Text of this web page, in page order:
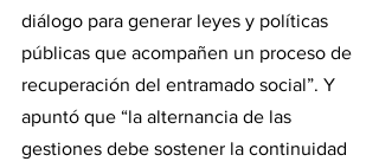
diálogo para generar leyes y políticas
públicas que acompañen un proceso de
recuperación del entramado social”. Y
apuntó que “la alternancia de las
gestiones debe sostener la continuidad